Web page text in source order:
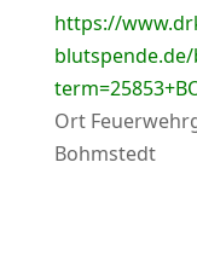
https://
Ort
Bohmstedt